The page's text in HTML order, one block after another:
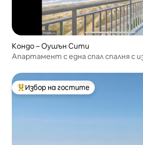
Кондо – Оушън Сити
Апартамент с една спал спалня с
Най-популярен избор на гостите
Избор на гостите